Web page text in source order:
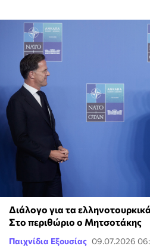
Διάλογο για τα
Στο περιθώριο ο Μητσοτάκης
Παιχνίδια Εξουσίας 09.07.2026